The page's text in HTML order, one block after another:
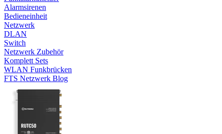
Alarmsirenen
Bedieneinheit
Netzwerk
DLAN
Switch
Netzwerk Zubehör
Komplett Sets
WLAN Funkbrücken
FTS Netzwerk Blog